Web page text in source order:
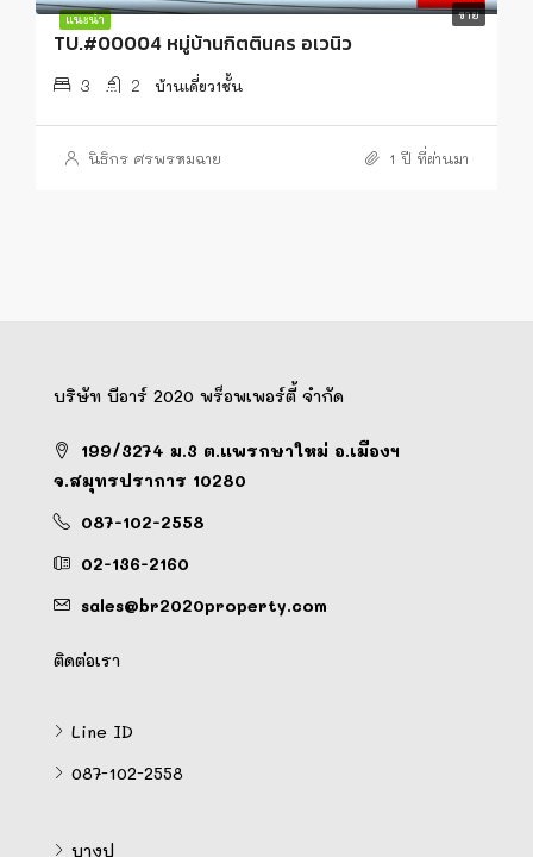
แนะนำ ขาย
TU.#00004 หมู่บ้านกิตตินคร อเวนิว
3 2 บ้านเดี่ยว1ชั้น
นิธิกร ศรพรหมฉาย 1 ปี ที่ผ่านมา
บริษัท บีอาร์ 2020 พร็อพเพอร์ตี้ จำกัด
199/3274 ม.3 ต.แพรกษาใหม่ อ.เมืองฯ
จ.สมุทรปราการ 10280
087-102-2558
02-136-2160
sales@br2020property.com
ติดต่อเรา
Line ID
087-102-2558
บางปู